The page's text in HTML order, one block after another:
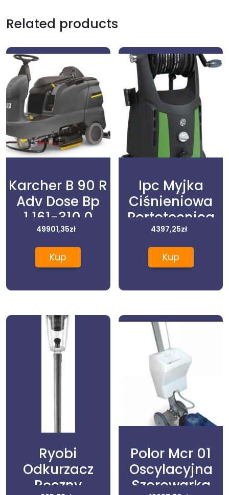
Related products
Karcher B 90 R
Adv Dose Bp
1.161-310.0
49901,35zł
Kup
Ipc Myjka
Ciśnieniowa
Portotecnica
Pw-C23P
I1610A M
Zimnowodna
4397,25zł
Kup
Ryobi
Odkurzacz
Ręczny
Polor Mcr 01
Oscylacyjna
Szorowarka